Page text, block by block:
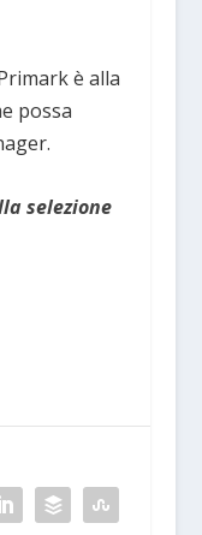
è alla
possa
selezione